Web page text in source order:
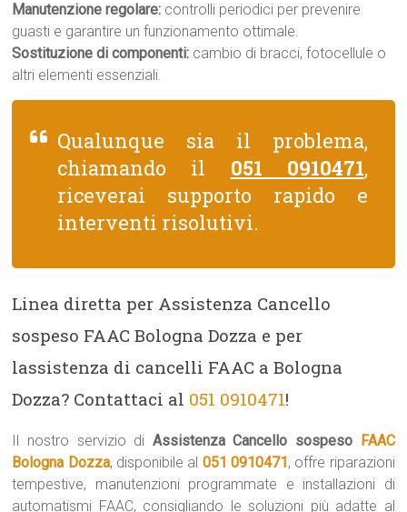
Manutenzione regolare: controlli periodici per prevenire
guasti e garantire un funzionamento ottimale.
Sostituzione di componenti: cambio di bracci, fotocellule o
altri elementi essenziali.
Qualunque sia il problema,
chiamando il 051 0910471,
riceverai supporto rapido e
interventi risolutivi.
Linea diretta per Assistenza Cancello
sospeso FAAC Bologna Dozza e per
lassistenza di cancelli FAAC a Bologna
Dozza? Contattaci al 051 0910471!
Il nostro servizio di Assistenza Cancello sospeso FAAC
Bologna Dozza, disponibile al 051 0910471, offre riparazioni
tempestive, manutenzioni programmate e installazioni di
automatismi FAAC, consigliando le soluzioni più adatte al